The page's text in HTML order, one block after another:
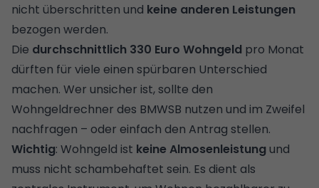
nicht überschritten und keine anderen Leistungen
bezogen werden.
Die durchschnittlich 330 Euro Wohngeld pro Monat
dürften für viele einen spürbaren Unterschied
machen. Wer unsicher ist, sollte den
Wohngeldrechner des BMWSB nutzen und im Zweifel
nachfragen – oder einfach den Antrag stellen.
Wichtig: Wohngeld ist keine Almosenleistung und
muss nicht schambehaftet sein. Es dient als